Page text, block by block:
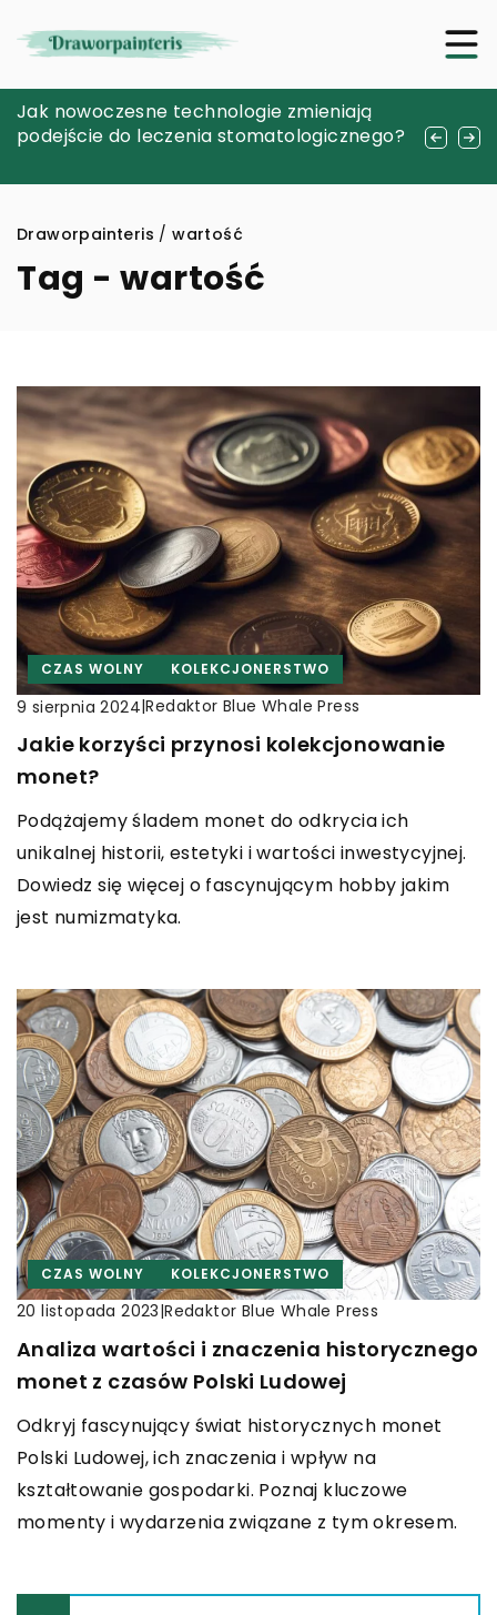
Jakie korzyści dla skóry przynosi
innowacyjne oczyszczanie wodorowe?
Jak nowoczesne technologie zmieniają
podejście do leczenia stomatologicznego?
Indywidualne podejście w terapii: Klucz do
skutecznego leczenia psychologicznego i
Draworpainteris /wartość
Tag - wartość
CZAS WOLNY KOLEKCJONERSTWO
9 sierpnia 2024|Redaktor Blue Whale Press
Jakie korzyści przynosi kolekcjonowanie
monet?
Podążajemy śladem monet do odkrycia ich
unikalnej historii, estetyki i wartości inwestycyjnej.
Dowiedz się więcej o fascynującym hobby jakim
jest numizmatyka.
CZAS WOLNY KOLEKCJONERSTWO
20 listopada 2023|Redaktor Blue Whale Press
Analiza wartości i znaczenia historycznego
monet z czasów Polski Ludowej
Odkryj fascynujący świat historycznych monet
Polski Ludowej, ich znaczenia i wpływ na
kształtowanie gospodarki. Poznaj kluczowe
momenty i wydarzenia związane z tym okresem.